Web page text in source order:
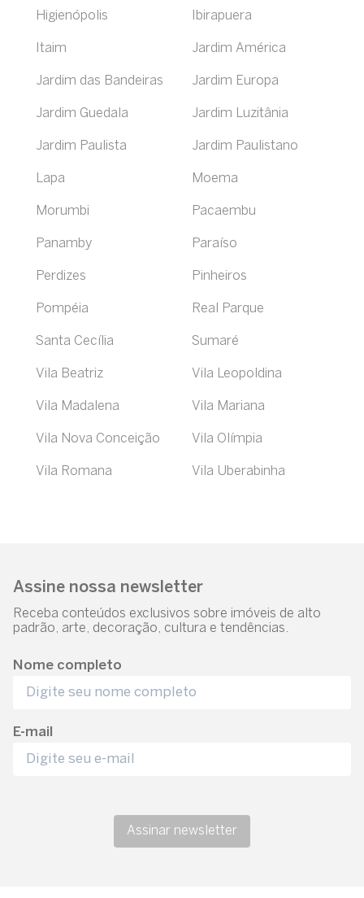
Higienópolis Ibirapuera
Itaim Jardim América
Jardim das Bandeiras Jardim Europa
Jardim Guedala Jardim Luzitânia
Jardim Paulista Jardim Paulistano
Lapa Moema
Morumbi Pacaembu
Panamby Paraíso
Perdizes Pinheiros
Pompéia Real Parque
Santa Cecília Sumaré
Vila Beatriz Vila Leopoldina
Vila Madalena Vila Mariana
Vila Nova Conceição Vila Olímpia
Vila Romana Vila Uberabinha
Assine nossa newsletter
Receba conteúdos exclusivos sobre imóveis de alto
padrão, arte, decoração, cultura e tendências.
Nome completo
E-mail
Assinar newsletter